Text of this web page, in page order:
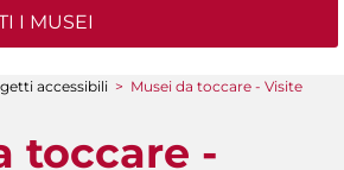
I MUSEI
accessibili > Musei da toccare - Visite
toccare -